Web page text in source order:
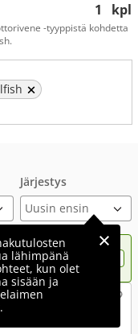
1 kpl
-tyyppistä kohdetta
Järjestys
lähimpänä
kun olet
sisään ja
ilmoituksesi tähän?